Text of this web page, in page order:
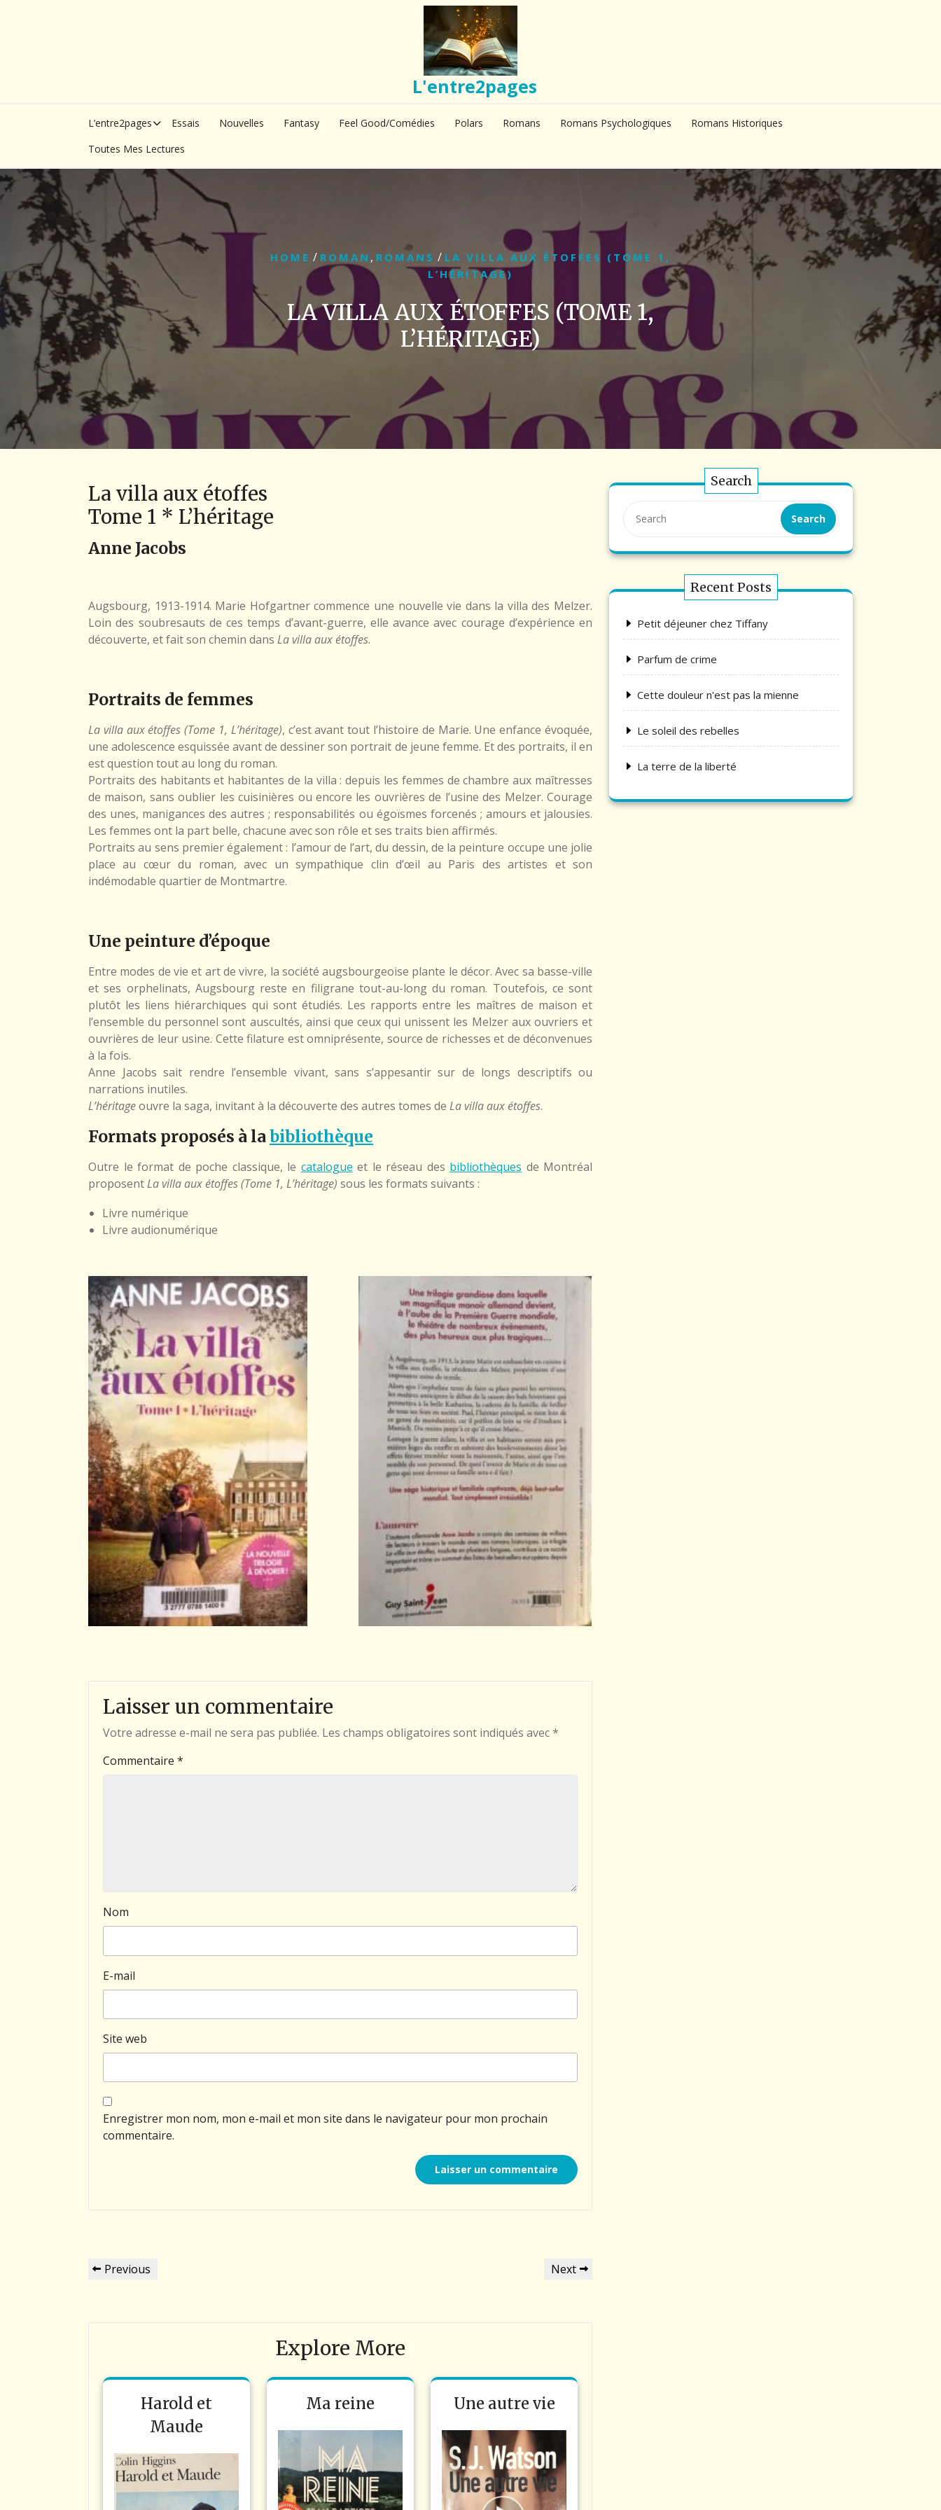
L'entre2pages
L’entre2pages Essais Nouvelles Fantasy Feel Good/Comédies Polars Romans Romans Psychologiques
Romans Historiques
Toutes Mes Lectures
HOME / ROMAN , ROMANS / LA VILLA AUX ÉTOFFES (TOME 1,
L’HÉRITAGE)
LA VILLA AUX ÉTOFFES (TOME 1,
L’HÉRITAGE)
La villa aux étoffes
Tome 1 * L’héritage
Anne Jacobs
Augsbourg, 1913-1914. Marie Hofgartner commence une nouvelle vie dans la villa des Melzer.
Loin des soubresauts de ces temps d’avant-guerre, elle avance avec courage d’expérience en
découverte, et fait son chemin dans La villa aux étoffes.
Portraits de femmes
La villa aux étoffes (Tome 1, L’héritage), c’est avant tout l’histoire de Marie. Une enfance évoquée,
une adolescence esquissée avant de dessiner son portrait de jeune femme. Et des portraits, il en
est question tout au long du roman.
Portraits des habitants et habitantes de la villa : depuis les femmes de chambre aux maîtresses
de maison, sans oublier les cuisinières ou encore les ouvrières de l’usine des Melzer. Courage
des unes, manigances des autres ; responsabilités ou égoïsmes forcenés ; amours et jalousies.
Les femmes ont la part belle, chacune avec son rôle et ses traits bien affirmés.
Portraits au sens premier également : l’amour de l’art, du dessin, de la peinture occupe une jolie
place au cœur du roman, avec un sympathique clin d’œil au Paris des artistes et son
indémodable quartier de Montmartre.
Une peinture d’époque
Entre modes de vie et art de vivre, la société augsbourgeoise plante le décor. Avec sa basse-ville
et ses orphelinats, Augsbourg reste en filigrane tout-au-long du roman. Toutefois, ce sont
plutôt les liens hiérarchiques qui sont étudiés. Les rapports entre les maîtres de maison et
l’ensemble du personnel sont auscultés, ainsi que ceux qui unissent les Melzer aux ouvriers et
ouvrières de leur usine. Cette filature est omniprésente, source de richesses et de déconvenues
à la fois.
Anne Jacobs sait rendre l’ensemble vivant, sans s’appesantir sur de longs descriptifs ou
narrations inutiles.
L’héritageouvre la saga, invitant à la découverte des autres tomes de La villa aux étoffes.
Formats proposés à labibliothèque
Outre le format de poche classique, le catalogue et le réseau des bibliothèques de Montréal
proposentLa villa aux étoffes (Tome 1, L’héritage) sous les formats suivants :
Livre numérique
Livre audionumérique
Laisser un commentaire
Votre adresse e-mail ne sera pas publiée. Les champs obligatoires sont indiqués avec*
Commentaire *
Nom
E-mail
Site web
Enregistrer mon nom, mon e-mail et mon site dans le navigateur pour mon prochain
commentaire.
Navigation
l’article
Previous
Previous
Next
Next
Explore More
Harold et
Maude
Ma reine Une autre vie
Search
Search
Recent Posts
Petit déjeuner chez Tiffany
Parfum de crime
Cette douleur n'est pas la mienne
Le soleil des rebelles
La terre de la liberté